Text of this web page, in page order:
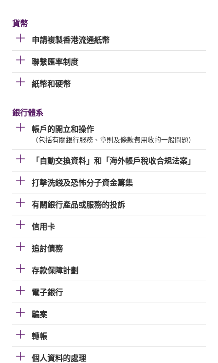
貨幣
申請複製香港流通紙幣
聯繫匯率制度
紙幣和硬幣
銀行體系
帳戶的開立和操作
（包括有關銀行服務、章則及條款費用收的一般問題）
「自動交換資料」和「海外帳戶稅收合規法案」
打擊洗錢及恐怖分子資金籌集
有關銀行產品或服務的投訴
信用卡
追討債務
存款保障計劃
電子銀行
騙案
轉帳
個人資料的處理